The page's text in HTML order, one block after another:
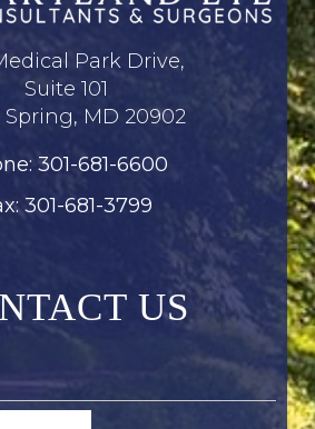
Park Drive,
Suite 101
Spring, MD 20902
301-681-6600
301-681-3799
US